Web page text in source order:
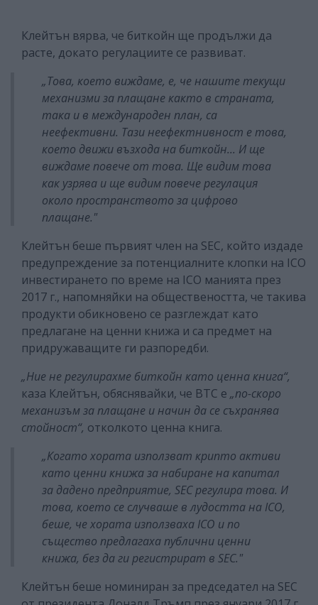
Клейтън вярва, че биткойн ще продължи да
расте, докато регулациите се развиват.
„Това, което виждаме, е, че нашите текущи
механизми за плащане както в страната,
така и в международен план, са
неефективни. Тази неефектнивност е това,
което движи възхода на биткойн... И ще
виждаме повече от това. Ще видим това
как узрява и ще видим повече регулация
около пространството за цифрово
плащане."
Клейтън беше първият член на SEC, който издаде
предупреждение за потенциалните клопки на ICO
инвестирането по време на ICO манията през
2017 г., напомняйки на обществеността, че такива
продукти обикновено се разглеждат като
предлагане на ценни книжа и са предмет на
придружаващите ги разпоредби.
„Ние не регулирахме биткойн като ценна книга“,
каза Клейтън, обяснявайки, че BTC е „по-скоро
механизъм за плащане и начин да се съхранява
стойност“, отколкото ценна книга.
„Когато хората използват крипто активи
като ценни книжа за набиране на капитал
за дадено предприятие, SEC регулира това. И
това, което се случваше в лудостта на ICO,
беше, че хората използваха ICO и по
същество предлагаха публични ценни
книжа, без да ги регистрират в SEC."
Клейтън беше номиниран за председател на SEC